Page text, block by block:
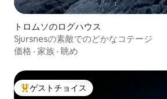
トロムソのログハウス
Sjursnesの素敵でのどかなコテージ
価格 · 家族 · 眺め
大好評のゲストチョイスです。
ゲストチョイス